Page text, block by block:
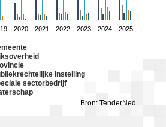
instelling
sectorbedrijf
2020 2021 2022 2023 2024 2025
Bron: TenderNed